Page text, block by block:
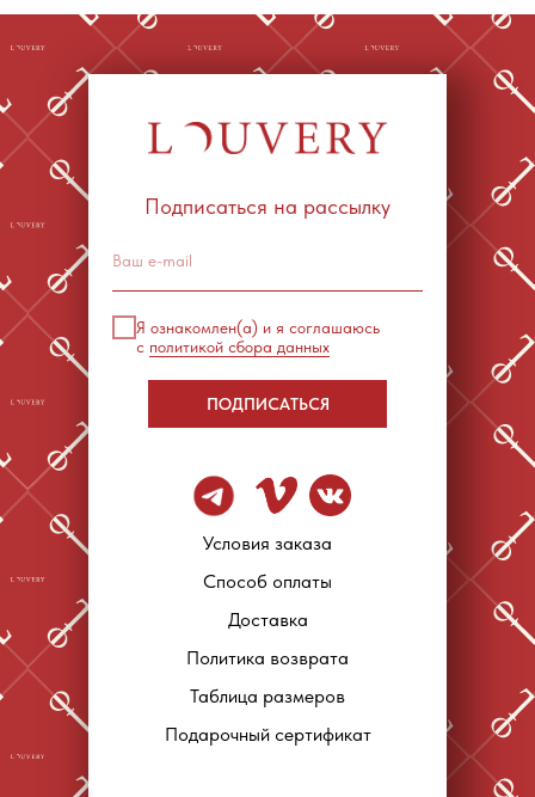
Условия заказа
Способ оплаты
Доставка
Политика возврата
Таблица размеров
Подарочный сертификат
Я ознакомлен(а) и я соглашаюсь
с политикой сбора данных
ПОДПИСАТЬСЯ
Подписаться на рассылку